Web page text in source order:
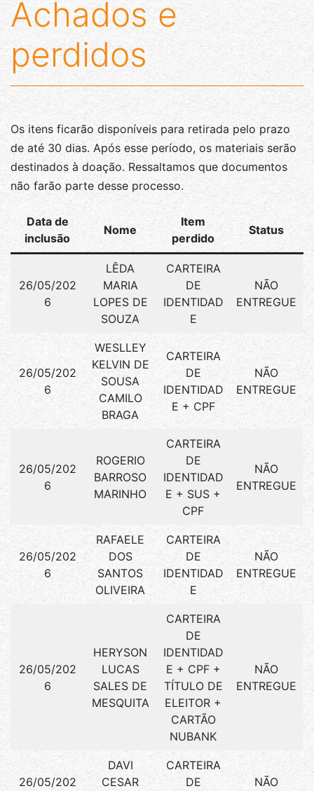
Achados e
perdidos
Os itens ficarão disponíveis para retirada pelo prazo
de até 30 dias. Após esse período, os materiais serão
destinados à doação. Ressaltamos que documentos
não farão parte desse processo.
Data de
inclusão
Nome
Item
perdido
Status
26/05/202
6
LÊDA
MARIA
LOPES DE
SOUZA
CARTEIRA
DE
IDENTIDAD
E
NÃO
ENTREGUE
26/05/202
6
WESLLEY
KELVIN DE
SOUSA
CAMILO
BRAGA
CARTEIRA
DE
IDENTIDAD
E + CPF
NÃO
ENTREGUE
26/05/202
6
ROGERIO
BARROSO
MARINHO
CARTEIRA
DE
IDENTIDAD
E + SUS +
CPF
NÃO
ENTREGUE
26/05/202
6
RAFAELE
DOS
SANTOS
OLIVEIRA
CARTEIRA
DE
IDENTIDAD
E
NÃO
ENTREGUE
26/05/202
6
HERYSON
LUCAS
SALES DE
MESQUITA
CARTEIRA
DE
IDENTIDAD
E + CPF +
TÍTULO DE
ELEITOR +
CARTÃO
NUBANK
NÃO
ENTREGUE
26/05/202
DAVI
CESAR
CARTEIRA
DE
NÃO